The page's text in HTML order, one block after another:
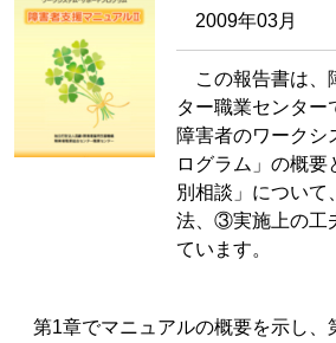
2009年03月
この報告書は、
ター職業センター
障害者のワークシ
ログラム」の概要
別相談」につい
法、③実施上の工
ています。
第1章でマニュアルの概要を示し、